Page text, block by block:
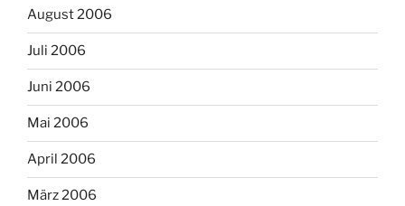
August 2006
Juli 2006
Juni 2006
Mai 2006
April 2006
März 2006